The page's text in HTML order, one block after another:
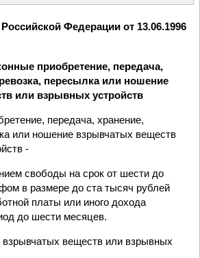
Федерации от 13.06.1996
приобретение, передача,
пересылка или ношение
или взрывных устройств
передача, хранение,
или ношение взрывчатых веществ
-
свободы на срок от шести до
в размере до ста тысяч рублей
платы или иного дохода
до шести месяцев.
веществ или взрывных